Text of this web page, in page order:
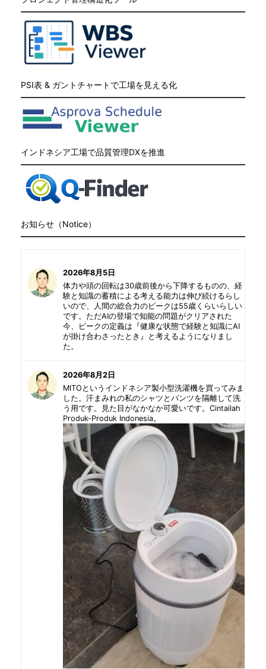
PSI表 & ガントチャートで工場を見える化
インドネシア工場で品質管理DXを推進
お知らせ（Notice）
2026年8月5日
体力や頭の回転は30歳前後から下降するものの、経
験と知識の蓄積による考える能力は伸び続けるらし
いので、人間の総合力のピークは55歳くらいらしい
です。ただAIの登場で知能の問題がクリアされた
今、ピークの定義は『健康な状態で経験と知識にAI
が掛け合わさったとき』と考えるようになりまし
た。
2026年8月2日
MITOというインドネシア製小型洗濯機を買ってみま
した。汗まみれの私のシャツとパンツを隔離して洗
う用です。見た目がなかなか可愛いです。Cintailah
Produk-Produk Indonesia。